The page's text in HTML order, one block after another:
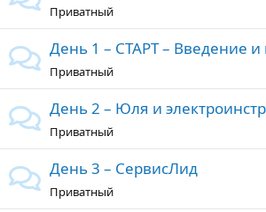
Приватный
День 1 – СТАРТ – Введение
Приватный
День 2 – Юля и
Приватный
День 3 – СервисЛид
Приватный